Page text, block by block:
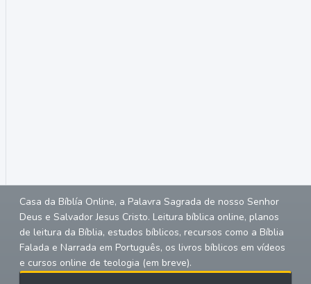
Casa da Bíblía Online, a Palavra Sagrada de nosso Senhor
Deus e Salvador Jesus Cristo. Leitura bíblica online, planos
de leitura da Bíblia, estudos bíblicos, recursos como a Bíblia
Falada e Narrada em Português, os livros bíblicos em vídeos
e cursos online de teologia (em breve).